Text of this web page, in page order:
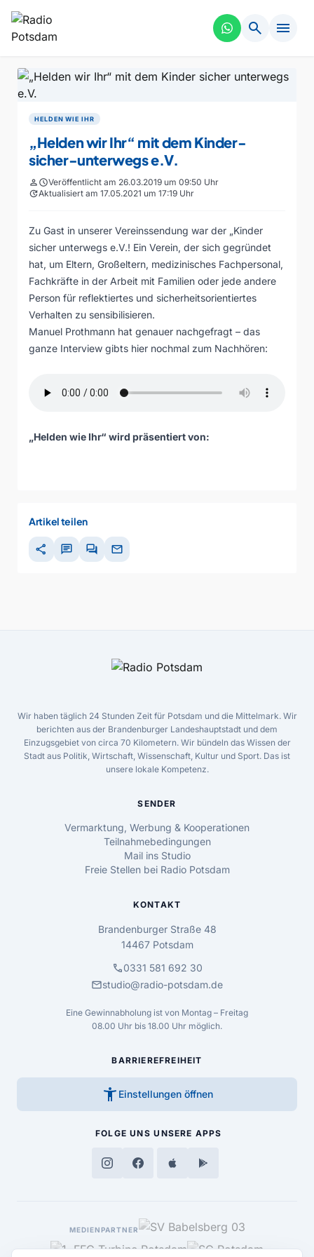
search menu
HELDEN WIE IHR
„Helden wir Ihr“ mit dem Kinder-
sicher-unterwegs e.V.
personscheduleVeröffentlicht am 26.03.2019 um 09:50 Uhr
updateAktualisiert am 17.05.2021 um 17:19 Uhr
Zu Gast in unserer Vereinssendung war der „Kinder
sicher unterwegs e.V.! Ein Verein, der sich gegründet
hat, um Eltern, Großeltern, medizinisches Fachpersonal,
Fachkräfte in der Arbeit mit Familien oder jede andere
Person für reflektiertes und sicherheitsorientiertes
Verhalten zu sensibilisieren.
Manuel Prothmann hat genauer nachgefragt – das
ganze Interview gibts hier nochmal zum Nachhören:
„Helden wie Ihr“ wird präsentiert von:
Artikel teilen
share chat forum mail
Wir haben täglich 24 Stunden Zeit für Potsdam und die Mittelmark. Wir
berichten aus der Brandenburger Landeshauptstadt und dem
Einzugsgebiet von circa 70 Kilometern. Wir bündeln das Wissen der
Stadt aus Politik, Wirtschaft, Wissenschaft, Kultur und Sport. Das ist
unsere lokale Kompetenz.
SENDER
Vermarktung, Werbung & Kooperationen
Teilnahmebedingungen
Mail ins Studio
Freie Stellen bei Radio Potsdam
KONTAKT
Brandenburger Straße 48
14467 Potsdam
call0331 581 692 30
mailstudio@radio-potsdam.de
Eine Gewinnabholung ist von Montag – Freitag
08.00 Uhr bis 18.00 Uhr möglich.
BARRIEREFREIHEIT
accessibility_new Einstellungen öffnen
FOLGE UNS UNSERE APPS
MEDIENPARTNER